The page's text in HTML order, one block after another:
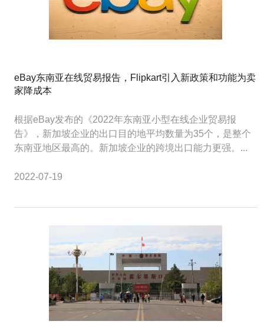
eBay东南亚在线贸易报告，Flipkart引入新政策和功能为卖
家降成本
根据eBay发布的《2022年东南亚小型在线企业贸易报
告》，新加坡企业的出口目的地平均数量为35个，是整个
东南亚地区最高的。新加坡企业的跨境出口能力更强。...
2022-07-19